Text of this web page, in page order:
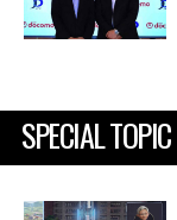
SPECIAL TOPIC